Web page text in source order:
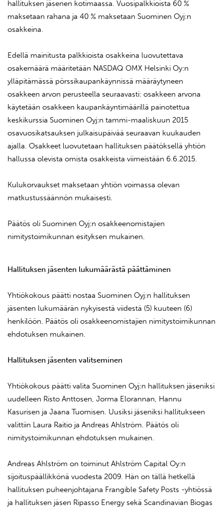
hallituksen jäsenen kotimaassa. Vuosipalkkioista 60 %
maksetaan rahana ja 40 % maksetaan Suominen Oyj:n
osakkeina.
Edellä mainitusta palkkioista osakkeina luovutettava
osakemäärä määritetään NASDAQ OMX Helsinki Oy:n
ylläpitämässä pörssikaupankäynnissä määräytyneen
osakkeen arvon perusteella seuraavasti: osakkeen arvona
käytetään osakkeen kaupankäyntimäärillä painotettua
keskikurssia Suominen Oyj:n tammi-maaliskuun 2015
osavuosikatsauksen julkaisupäivää seuraavan kuukauden
ajalla. Osakkeet luovutetaan hallituksen päätöksellä yhtiön
hallussa olevista omista osakkeista viimeistään 6.6.2015.
Kulukorvaukset maksetaan yhtiön voimassa olevan
matkustussäännön mukaisesti.
Päätös oli Suominen Oyj:n osakkeenomistajien
nimitystoimikunnan esityksen mukainen.
Hallituksen jäsenten lukumäärästä päättäminen
Yhtiökokous päätti nostaa Suominen Oyj:n hallituksen
jäsenten lukumäärän nykyisestä viidestä (5) kuuteen (6)
henkilöön. Päätös oli osakkeenomistajien nimitystoimikunnan
ehdotuksen mukainen.
Hallituksen jäsenten valitseminen
Yhtiökokous päätti valita Suominen Oyj:n hallituksen jäseniksi
uudelleen Risto Anttosen, Jorma Elorannan, Hannu
Kasurisen ja Jaana Tuomisen. Uusiksi jäseniksi hallitukseen
valittiin Laura Raitio ja Andreas Ahlström. Päätös oli
nimitystoimikunnan ehdotuksen mukainen.
Andreas Ahlström on toiminut Ahlström Capital Oy:n
sijoituspäällikkönä vuodesta 2009. Hän on tällä hetkellä
hallituksen puheenjohtajana Frangible Safety Posts -yhtiössä
ja hallituksen jäsen Ripasso Energy sekä Scandinavian Biogas